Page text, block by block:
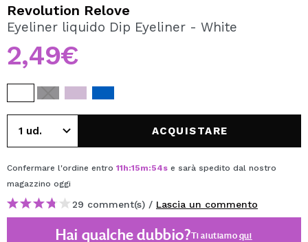
Creando un account su Maquibeauty.it potrai fare i tuoi
acquisti velocemente, controllare lo stato dei tuoi ordini e
consultare le tue operazioni precedenti.
Revolution Relove
Eyeliner liquido Dip Eyeliner - White
2,49€
ACQUISTARE
Confermare l'ordine entro 11h:15m:54s e sarà spedito dal nostro
magazzino oggi
29 comment(s) / Lascia un commento
Hai qualche dubbio?Ti aiutiamoqui